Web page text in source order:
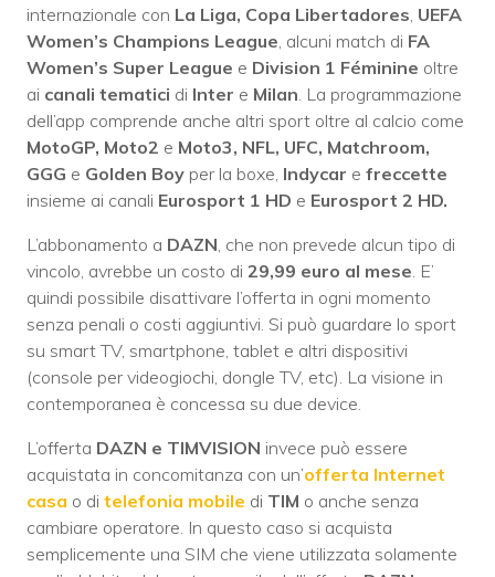
internazionale con La Liga, Copa Libertadores, UEFA
Women’s Champions League, alcuni match di FA
Women’s Super League e Division 1 Féminine oltre
ai canali tematici di Inter e Milan. La programmazione
dell’app comprende anche altri sport oltre al calcio come
MotoGP, Moto2 e Moto3, NFL, UFC, Matchroom,
GGG e Golden Boy per la boxe, Indycar e freccette
insieme ai canali Eurosport 1 HD e Eurosport 2 HD.
L’abbonamento a DAZN, che non prevede alcun tipo di
vincolo, avrebbe un costo di 29,99 euro al mese. E’
quindi possibile disattivare l’offerta in ogni momento
senza penali o costi aggiuntivi. Si può guardare lo sport
su smart TV, smartphone, tablet e altri dispositivi
(console per videogiochi, dongle TV, etc). La visione in
contemporanea è concessa su due device.
L’offerta DAZN e TIMVISION invece può essere
acquistata in concomitanza con un’offerta Internet
casa o di telefonia mobile di TIM o anche senza
cambiare operatore. In questo caso si acquista
semplicemente una SIM che viene utilizzata solamente